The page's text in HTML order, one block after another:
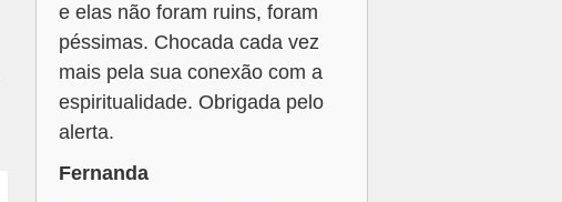
e elas não foram ruins, foram
péssimas. Chocada cada vez
mais pela sua conexão com a
espiritualidade. Obrigada pelo
alerta.
Fernanda